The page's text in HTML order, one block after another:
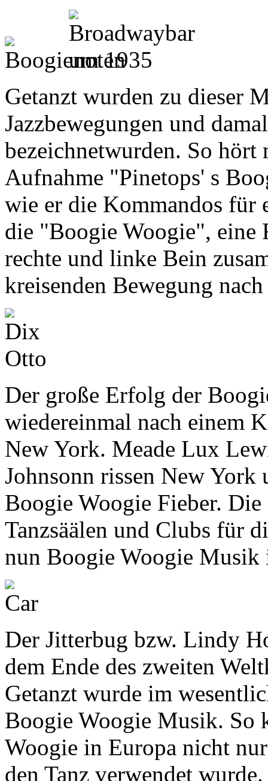
Getanzt wurden zu dieser
Jazzbewegungen und
bezeichnetwurden. So hört
Aufnahme "Pinetops' s
wie er die Kommandos für
die "Boogie Woogie", eine
rechte und linke Bein
kreisenden Bewegung
Der große Erfolg der
wiedereinmal nach einem
New York. Meade Lux
Johnsonn rissen New
Boogie Woogie Fieber.
Tanzsäälen und Clubs für
nun Boogie Woogie
Der Jitterbug bzw. Lindy
dem Ende des zweiten
Getanzt wurde im
Boogie Woogie Musik. So
Woogie in Europa nicht
den Tanz verwendet wurde.